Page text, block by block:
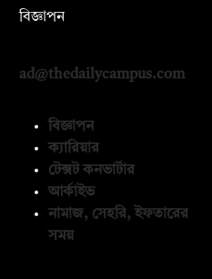
বিজ্ঞাপন
ad@thedailycampus.com
বিজ্ঞাপন
ক্যারিয়ার
টেক্সট কনভার্টার
আর্কাইভ
নামাজ, সেহরি, ইফতারের
সময়